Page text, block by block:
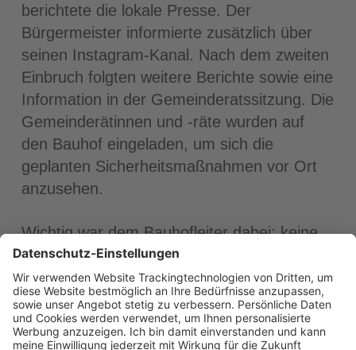
berichtete die lokale Presse. Der
Bürgermeister informierte zusätzlich über
seinen Instagram-Kanal. Nach dem zweiten
Einbruch folgten weitere Berichte sowie eine
Information in der Gemeinderatssitzung. Die
Gemeinderätinnen und -räte wurden auf
den Bauhof eingeladen, um sich die
geplanten Sicherheitsmaßnahmen vor Ort
anzusehen.
Wichtig war dem Bauhofleiter dabei: keine
populistische Aufladung, keine
Spekulationen über Herkunft oder
„Ethnizität“ der Täter. Klar ist nur: Es
müssen mehrere Personen gewesen sein.
Das Vorgehen war organisiert, aber